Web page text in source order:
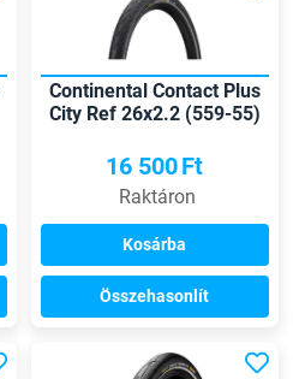
Continental Contact Plus
City Ref 26x2.2 (559-55)
16 500Ft
Raktáron
Kosárba
Összehasonlít